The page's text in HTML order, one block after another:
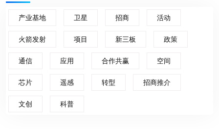
产业基地 卫星 招商 活动
火箭发射 项目 新三板 政策
通信 应用 合作共赢 空间
芯片 遥感 转型 招商推介
文创 科普